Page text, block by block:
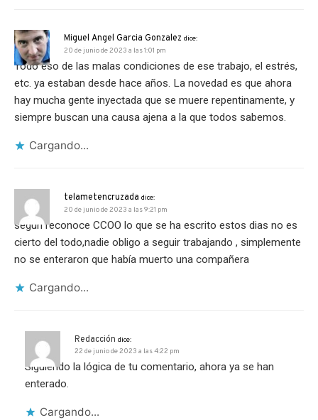
Miguel Angel Garcia Gonzalez dice:
20 de junio de 2023 a las 1:01 pm
Todo eso de las malas condiciones de ese trabajo, el estrés,
etc. ya estaban desde hace años. La novedad es que ahora
hay mucha gente inyectada que se muere repentinamente, y
siempre buscan una causa ajena a la que todos sabemos.
Cargando...
telametencruzada dice:
20 de junio de 2023 a las 9:21 pm
segun reconoce CCOO lo que se ha escrito estos dias no es
cierto del todo,nadie obligo a seguir trabajando , simplemente
no se enteraron que había muerto una compañera
Cargando...
Redacción dice:
22 de junio de 2023 a las 4:22 pm
Siguiendo la lógica de tu comentario, ahora ya se han
enterado.
Cargando...